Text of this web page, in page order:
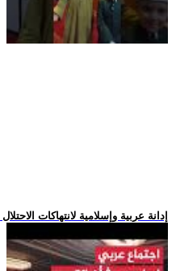
.. إدانة عربية وإسلامية لانتهاكات